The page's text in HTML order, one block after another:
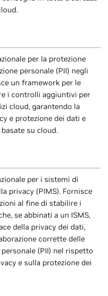
per la protezione
personale (PII) negli
un framework per le
i controlli aggiuntivi per
cloud, garantendo la
e protezione dei dati e
su cloud.
per i sistemi di
privacy (PIMS). Fornisce
al fine di stabilire i
se abbinati a un ISMS,
della privacy dei dati,
corrette delle
(PII) nel rispetto
e sulla protezione dei